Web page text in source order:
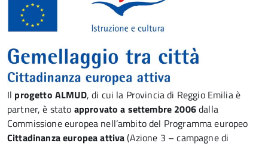
Il progetto ALMUD, di cui la Provincia di Reggio Emilia è
partner, è stato approvato a settembre 2006dalla
Commissione europea nell’ambito del Programma europeo
Cittadinanza europea attiva(Azione 3 – campagne di